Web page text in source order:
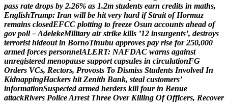
pass rate drops by 2.26% as 1.2m students earn credits in maths,
EnglishTrump: Iran will be hit very hard if Strait of Hormuz
remains closedEFCC plotting to freeze Osun accounts ahead of
gov poll –AdelekeMilitary air strike kills ’12 insurgents’, destroys
terrorist hideout in BornoTinubu approves pay rise for 250,000
armed forces personnelALERT: NAFDAC warns against
unregistered menopause support capsules in circulationFG
Orders VCs, Rectors, Provosts To Dismiss Students Involved In
KidnappingHackers hit Zenith Bank, steal customers’
informationSuspected armed herders kill four in Benue
attackRivers PoliceArrest Three Over Killing Of Officers, Recover